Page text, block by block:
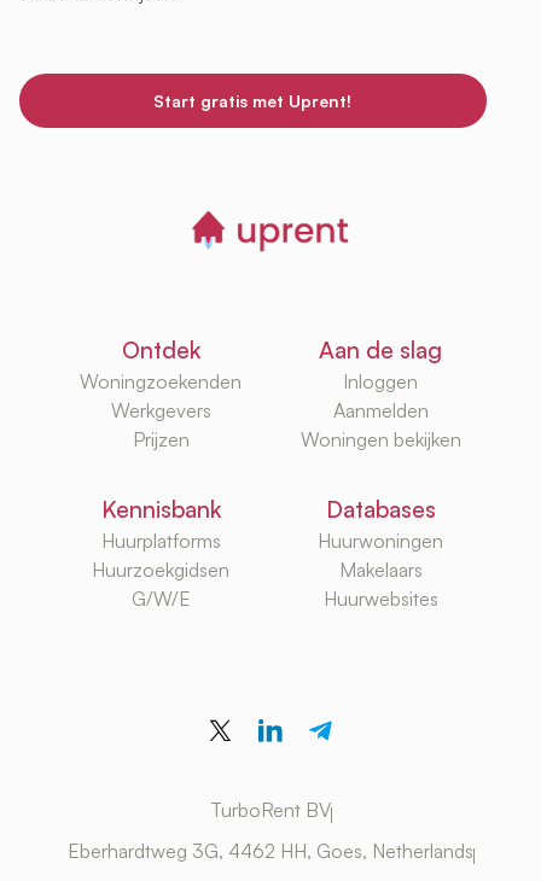
Start gratis met Uprent!
Ontdek
Woningzoekenden
Werkgevers
Prijzen
Aan de slag
Inloggen
Aanmelden
Woningen bekijken
Kennisbank
Huurplatforms
Huurzoekgidsen
G/W/E
Databases
Huurwoningen
Makelaars
Huurwebsites
TurboRent BV
Eberhardtweg 3G, 4462 HH, Goes, Netherlands